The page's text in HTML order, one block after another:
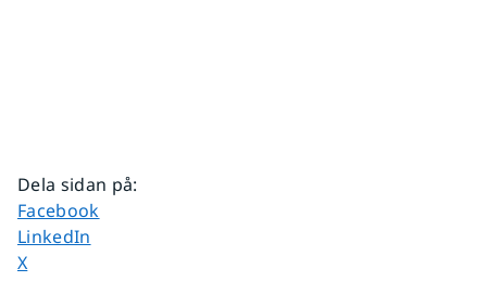
Dela sidan på:
Dela sidan på
Facebook
Dela sidan på
LinkedIn
Dela sidan på
X